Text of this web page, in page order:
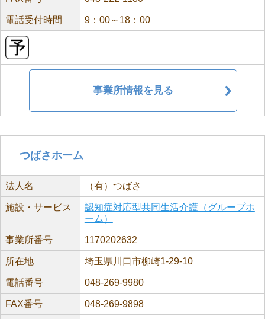
電話受付時間 9：00～18：00
事業所情報を見る
つばさホーム
法人名 （有）つばさ
施設・サービス
認知症対応型共同生活介護（グループホ
ーム）
事業所番号 1170202632
所在地 埼玉県川口市柳崎1-29-10
電話番号 048-269-9980
FAX番号 048-269-9898